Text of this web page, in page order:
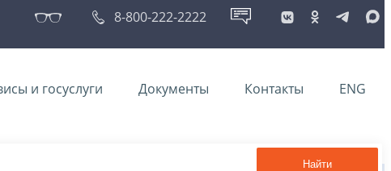
8-800-222-2222
и госуслуги Документы Контакты ENG
Найти